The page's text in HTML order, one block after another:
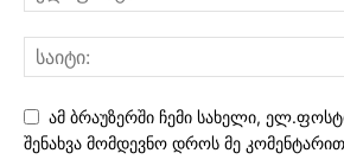
ამ ბრაუზერში ჩემი სახელი,
შენახვა მომდევნო დროს მე